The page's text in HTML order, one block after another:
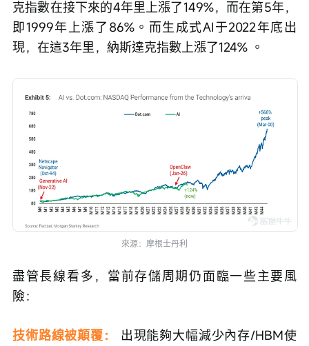
克指數在接下來的4年里上漲了149%，而在第5年，
即1999年上漲了86%。而生成式AI于2022年底出
現，在這3年里，納斯達克指數上漲了124% 。
來源：摩根士丹利
盡管長線看多，當前存儲周期仍面臨一些主要風
險：
技術路線被顛覆：
出現能夠大幅減少內存/HBM使